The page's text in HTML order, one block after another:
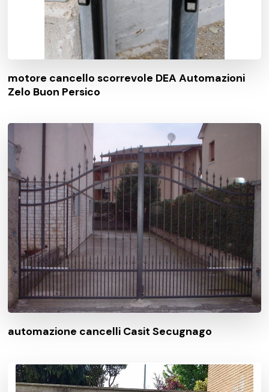
motore cancello scorrevole DEA Automazioni
Zelo Buon Persico
automazione cancelli Casit Secugnago